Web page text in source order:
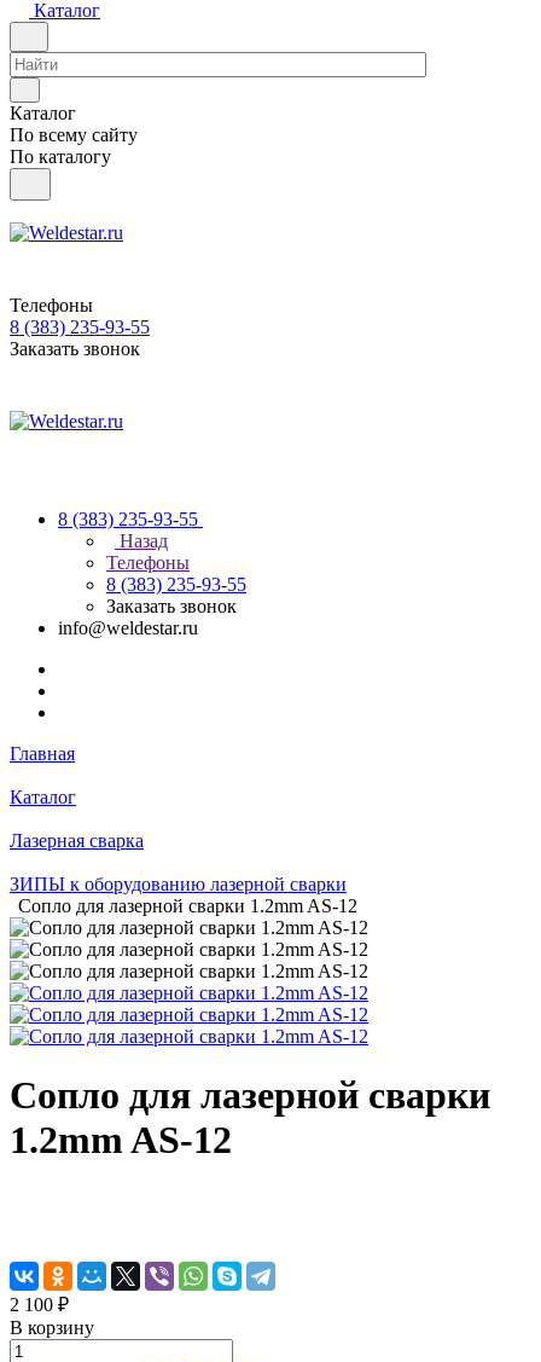
Каталог
Каталог
По всему сайту
По каталогу
Телефоны
8 (383) 235-93-55
Заказать звонок
8 (383) 235-93-55
Назад
Телефоны
8 (383) 235-93-55
Заказать звонок
info@weldestar.ru
Главная
Каталог
Лазерная сварка
ЗИПЫ к оборудованию лазерной сварки
Сопло для лазерной сварки 1.2mm AS-12
Сопло для лазерной сварки
1.2mm AS-12
2 100 ₽
В корзину